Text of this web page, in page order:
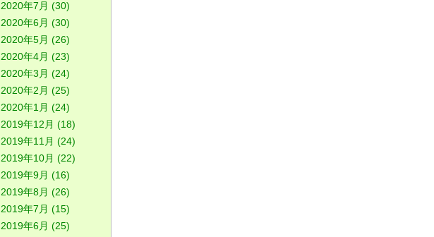
2020年7月 (30)
2020年6月 (30)
2020年5月 (26)
2020年4月 (23)
2020年3月 (24)
2020年2月 (25)
2020年1月 (24)
2019年12月 (18)
2019年11月 (24)
2019年10月 (22)
2019年9月 (16)
2019年8月 (26)
2019年7月 (15)
2019年6月 (25)